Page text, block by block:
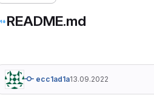
README.md
ecc1ad1a13.09.2022